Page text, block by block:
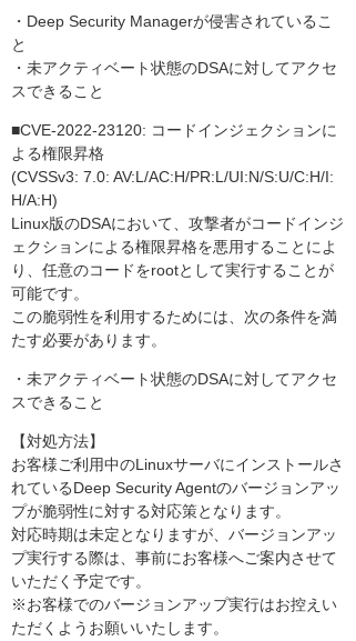
・Deep Security Managerが侵害されているこ
と
・未アクティベート状態のDSAに対してアクセ
スできること
■CVE-2022-23120: コードインジェクションに
よる権限昇格
(CVSSv3: 7.0: AV:L/AC:H/PR:L/UI:N/S:U/C:H/I:
H/A:H)
Linux版のDSAにおいて、攻撃者がコードインジ
ェクションによる権限昇格を悪用することによ
り、任意のコードをrootとして実行することが
可能です。
この脆弱性を利用するためには、次の条件を満
たす必要があります。
・未アクティベート状態のDSAに対してアクセ
スできること
【対処方法】
お客様ご利用中のLinuxサーバにインストールさ
れているDeep Security Agentのバージョンアッ
プが脆弱性に対する対応策となります。
対応時期は未定となりますが、バージョンアッ
プ実行する際は、事前にお客様へご案内させて
いただく予定です。
※お客様でのバージョンアップ実行はお控えい
ただくようお願いいたします。